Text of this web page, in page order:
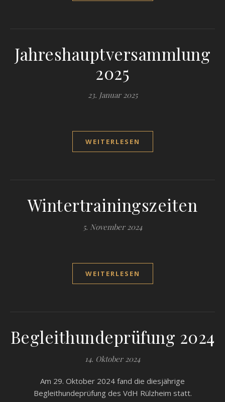
Jahreshauptversammlung
2025
23. Januar 2025
WEITERLESEN
Wintertrainingszeiten
5. November 2024
WEITERLESEN
Begleithundeprüfung 2024
14. Oktober 2024
Am 29. Oktober 2024 fand die diesjährige
Begleithundeprüfung des VdH Rülzheim statt.